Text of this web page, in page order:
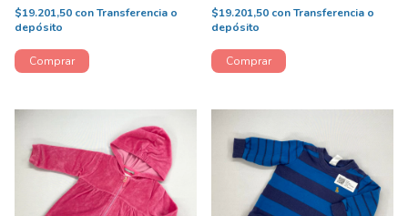
$19.201,50 conTransferencia o
depósito
$19.201,50 conTransferencia o
depósito